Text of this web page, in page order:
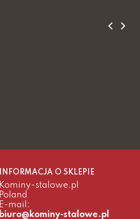
INFORMACJA O SKLEPIE
Kominy-stalowe.pl
Poland
E-mail:
biuro@kominy-stalowe.pl